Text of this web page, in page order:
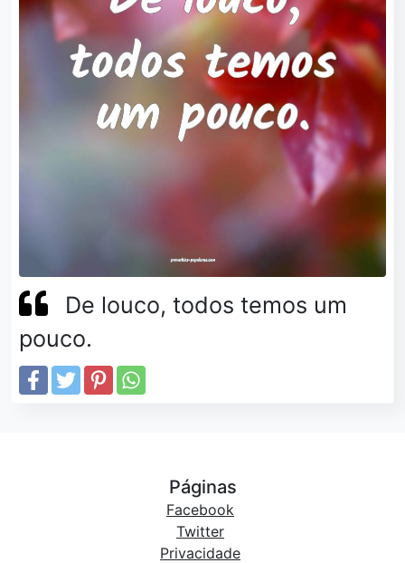
De louco, todos temos um
pouco.
Páginas
Facebook
Twitter
Privacidade